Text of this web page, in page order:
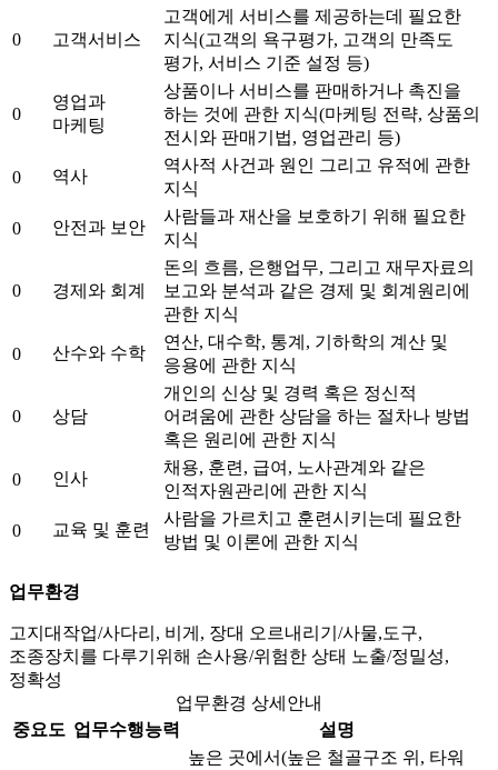
0 고객서비스
고객에게 서비스를 제공하는데 필요한
지식(고객의 욕구평가, 고객의 만족도
평가, 서비스 기준 설정 등)
0
영업과
마케팅
상품이나 서비스를 판매하거나 촉진을
하는 것에 관한 지식(마케팅 전략, 상품의
전시와 판매기법, 영업관리 등)
0 역사
역사적 사건과 원인 그리고 유적에 관한
지식
0 안전과 보안
사람들과 재산을 보호하기 위해 필요한
지식
0 경제와 회계
돈의 흐름, 은행업무, 그리고 재무자료의
보고와 분석과 같은 경제 및 회계원리에
관한 지식
0 산수와 수학
연산, 대수학, 통계, 기하학의 계산 및
응용에 관한 지식
0 상담
개인의 신상 및 경력 혹은 정신적
어려움에 관한 상담을 하는 절차나 방법
혹은 원리에 관한 지식
0 인사
채용, 훈련, 급여, 노사관계와 같은
인적자원관리에 관한 지식
0 교육 및 훈련
사람을 가르치고 훈련시키는데 필요한
방법 및 이론에 관한 지식
업무환경
고지대작업/사다리, 비게, 장대 오르내리기/사물,도구,
조종장치를 다루기위해 손사용/위험한 상태 노출/정밀성,
정확성
업무환경 상세안내
중요도 업무수행능력 설명
높은 곳에서(높은 철골구조 위, 타워